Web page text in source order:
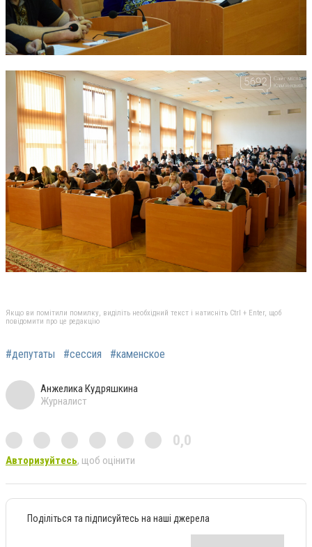
Якщо ви помітили помилку, виділіть необхідний текст і натисніть Ctrl + Enter, щоб
повідомити про це редакцію
#депутаты #сессия #каменское
Анжелика Кудряшкина
Журналист
0,0
Авторизуйтесь, щоб оцінити
Поділіться та підписуйтесь на наші джерела